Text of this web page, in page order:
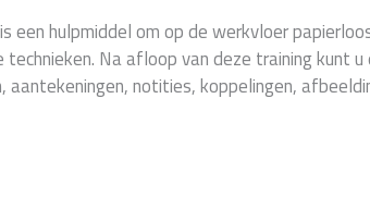
een hulpmiddel om op de werkvloer
technieken. Na afloop van deze training
aantekeningen, notities, koppelingen,